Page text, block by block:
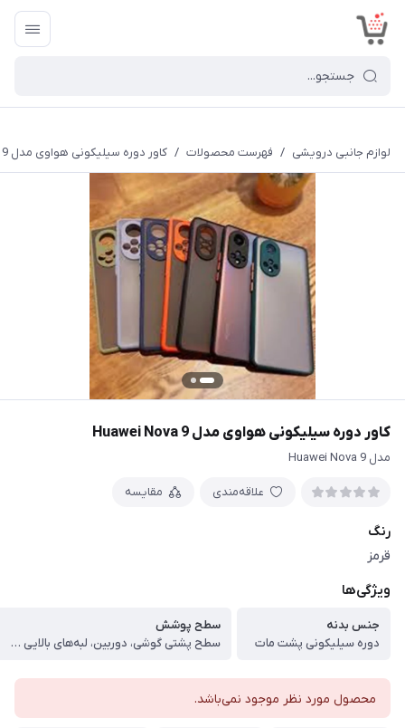
لوازم جانبی درویشی / فهرست محصولات / کاور دوره سیلیکونی هواوی مدل Huawei Nova 9
کاور دوره سیلیکونی هواوی مدل Huawei Nova 9
مدل Huawei Nova 9
علاقه‌مندی مقایسه
رنگ
قرمز
ویژگی‌ها
جنس بدنه
دوره سیلیکونی پشت مات
سطح پوشش
سطح پشتی گوشی، دوربین، لبه‌های بالایی و پایینی، لبه‌های کناری، حفاظت از دکمه‌ها
محصول مورد نظر موجود نمی‌باشد.